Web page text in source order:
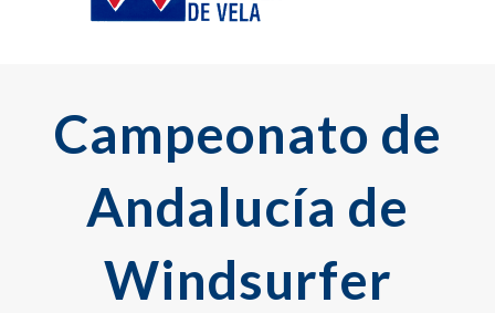
Campeonato de
Andalucía de
Windsurfer